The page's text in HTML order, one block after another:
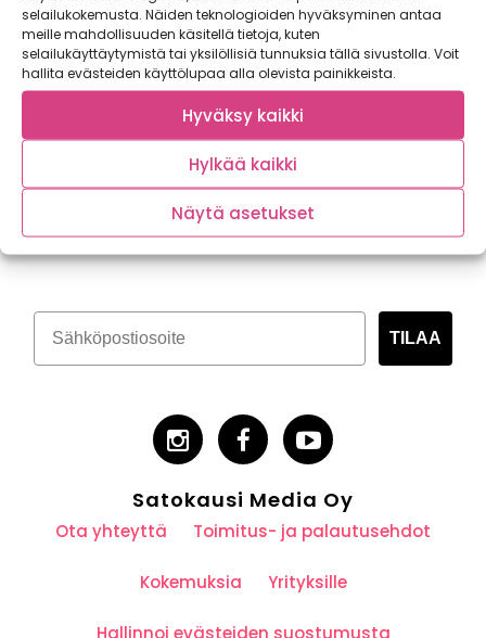
selailukokemusta. Näiden teknologioiden hyväksyminen antaa
meille mahdollisuuden käsitellä tietoja, kuten
selailukäyttäytymistä tai yksilöllisiä tunnuksia tällä sivustolla. Voit
hallita evästeiden käyttölupaa alla olevista painikkeista.
Hyväksy kaikki
Hylkää kaikki
Näytä asetukset
Tilaa kasvispitoinen uutiskirje
TILAA
Satokausi Media Oy
Ota yhteyttä Toimitus- ja palautusehdot
Kokemuksia Yrityksille
Hallinnoi evästeiden suostumusta